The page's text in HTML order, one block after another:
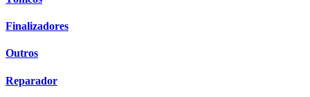
Finalizadores
Outros
Reparador